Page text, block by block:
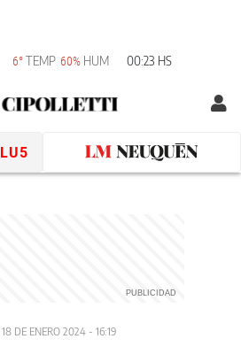
6°TEMP 60% HUM 00:23 HS
LU5
18 DE ENERO 2024 - 16:19